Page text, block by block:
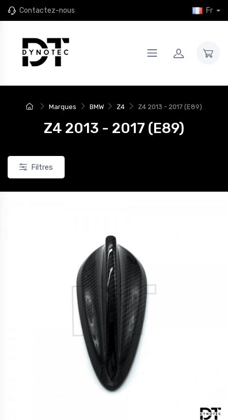
Contactez-nous Fr
Marques BMW Z4 Z4 2013 - 2017 (E89)
Z4 2013 - 2017 (E89)
Filtres